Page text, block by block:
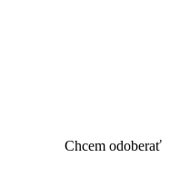
Chcem odoberať